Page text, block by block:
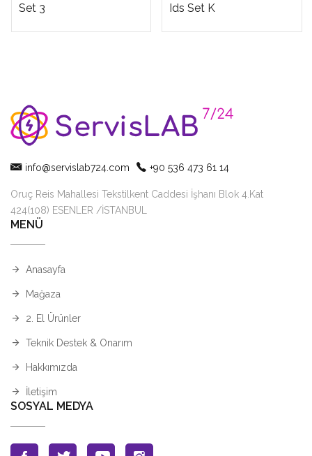
Set 3
Ids Set K
info@servislab724.com +90 536 473 61 14
Oruç Reis Mahallesi Tekstilkent Caddesi İşhanı Blok 4.Kat
424(108) ESENLER /İSTANBUL
MENÜ
Anasayfa
Mağaza
2. El Ürünler
Teknik Destek & Onarım
Hakkımızda
İletişim
SOSYAL MEDYA